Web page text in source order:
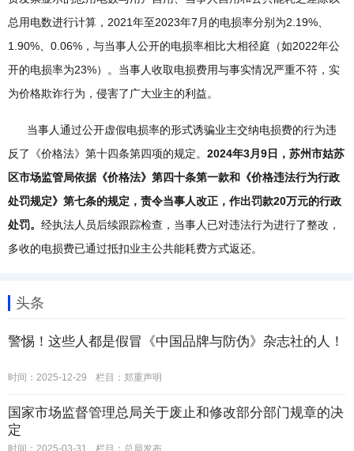
总用电数进行计算，2021年至2023年7月的电损率分别为2.19%、
1.90%、0.06%，与当事人公开的电损率相比大相径庭（如2022年公
开的电损率为23%）。当事人收取电损费用与事实情况严重不符，实
为价格欺诈行为，侵害了广大业主的利益。
当事人通过公开虚假电损率的形式诱骗业主交纳电损费的行为违
反了《价格法》第十四条第四项的规定。 2024年3月9日，苏州市姑苏
区市场监管局依据《价格法》第四十条第一款和《价格违法行为行政
处罚规定》第七条的规定，责令当事人改正，作出罚款20万元的行政
处罚。 经执法人员后续跟踪检查，当事人已对违法行为进行了整改，
多收的电损费已通过抵扣业主公共能耗费方式返还。
头条
警惕！这些人都是假冒《中国品牌与防伪》杂志社的人！
时间：2025-12-29 栏目： 郑重声明
国家市场监督管理总局关于废止和修改部分部门规章的决
定
时间：2025-03-31 栏目： 总局发布